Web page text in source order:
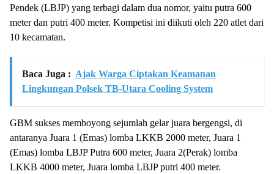
Pendek (LBJP) yang terbagi dalam dua nomor, yaitu putra 600
meter dan putri 400 meter. Kompetisi ini diikuti oleh 220 atlet dari
10 kecamatan.
Baca Juga : Ajak Warga Ciptakan Keamanan
Lingkungan Polsek TB-Utara Cooling System
GBM sukses memboyong sejumlah gelar juara bergengsi, di
antaranya Juara 1 (Emas) lomba LKKB 2000 meter, Juara 1
(Emas) lomba LBJP Putra 600 meter, Juara 2(Perak) lomba
LKKB 4000 meter, Juara lomba LBJP putri 400 meter.